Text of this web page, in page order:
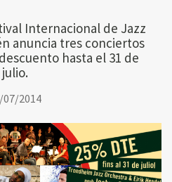
Internacional de Jazz
anuncia tres conciertos
hasta el 31 de
julio.
07/2014